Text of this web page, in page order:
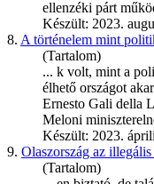
ellenzéki párt
Készült: 2023.
8. A történelem mint
(Tartalom)
... k volt, mint a
élhető országot
Ernesto Gali della
Meloni
Készült: 2023.
9. Olaszország az
(Tartalom)